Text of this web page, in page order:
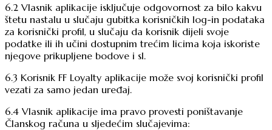
6.2 Vlasnik aplikacije isključuje odgovornost za bilo kakvu
štetu nastalu u slučaju gubitka korisničkih log-in podataka
za korisnički profil, u slučaju da korisnik dijeli svoje
podatke ili ih učini dostupnim trećim licima koja iskoriste
njegove prikupljene bodove i sl.
6.3 Korisnik FF Loyalty aplikacije može svoj korisnički profil
vezati za samo jedan uređaj.
6.4 Vlasnik aplikacije ima pravo provesti poništavanje
Članskog računa u sljedećim slučajevima: